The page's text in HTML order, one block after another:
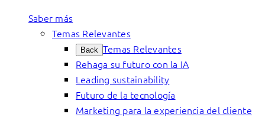
Saber más
Temas Relevantes
Back Temas Relevantes
Rehaga su futuro con la IA
Leading sustainability
Futuro de la tecnología
Marketing para la experiencia del cliente